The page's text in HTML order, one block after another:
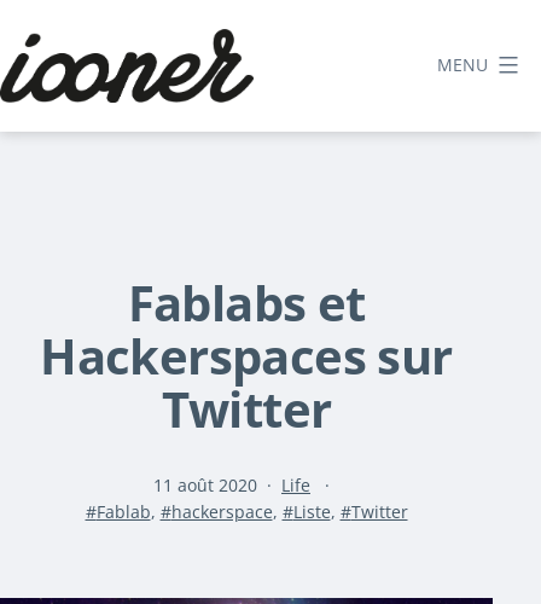
contenu
MENU
Fablabs et
Hackerspaces sur
Twitter
Publié
le
11 août 2020
Catégorisé
comme
Life
Étiqueté
Fablab, hackerspace, Liste, Twitter